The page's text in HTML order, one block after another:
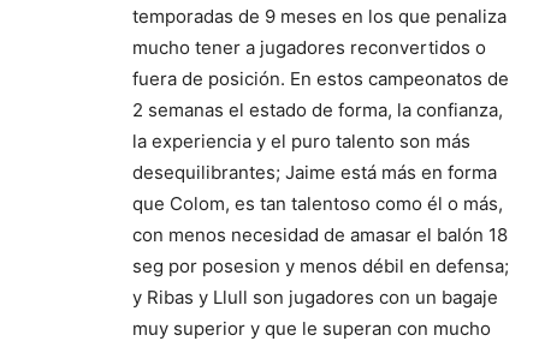
temporadas de 9 meses en los que penaliza
mucho tener a jugadores reconvertidos o
fuera de posición. En estos campeonatos de
2 semanas el estado de forma, la confianza,
la experiencia y el puro talento son más
desequilibrantes; Jaime está más en forma
que Colom, es tan talentoso como él o más,
con menos necesidad de amasar el balón 18
seg por posesion y menos débil en defensa;
y Ribas y Llull son jugadores con un bagaje
muy superior y que le superan con mucho